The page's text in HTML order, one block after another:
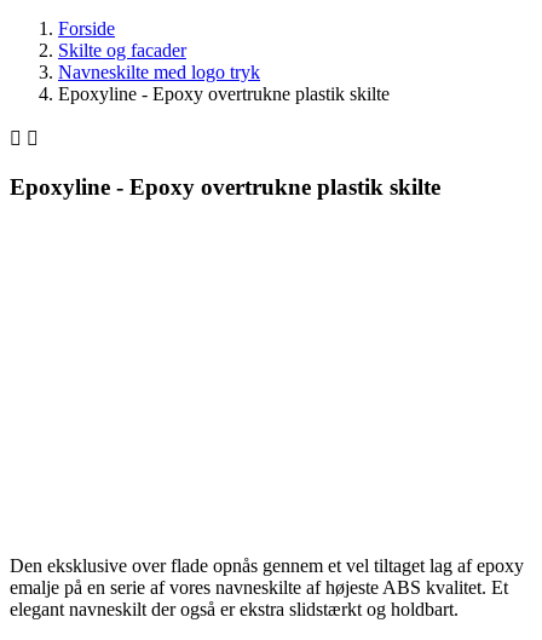
Forside
Skilte og facader
Navneskilte med logo tryk
Epoxyline - Epoxy overtrukne plastik skilte
 
Epoxyline - Epoxy overtrukne plastik skilte
Den eksklusive over flade opnås gennem et vel tiltaget lag af epoxy
emalje på en serie af vores navneskilte af højeste ABS kvalitet. Et
elegant navneskilt der også er ekstra slidstærkt og holdbart.